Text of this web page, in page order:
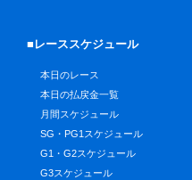
■レーススケジュール
本日のレース
本日の払戻金一覧
月間スケジュール
SG・PG1スケジュール
G1・G2スケジュール
G3スケジュール